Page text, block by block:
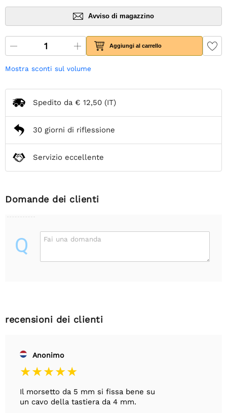
Avviso di magazzino
Aggiungi al carrello
Mostra sconti sul volume
Spedito da € 12,50 (IT)
30 giorni di riflessione
Servizio eccellente
Domande dei clienti
Q Fai una domanda
recensioni dei clienti
Anonimo
Il morsetto da 5 mm si fissa bene su
un cavo della tastiera da 4 mm.